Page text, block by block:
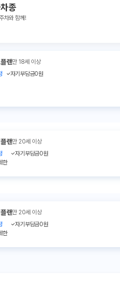
종
차와 함께!
랜만 18세 이상
자기부담금0원
랜만 20세 이상
자기부담금0원
한
랜만 20세 이상
자기부담금0원
한